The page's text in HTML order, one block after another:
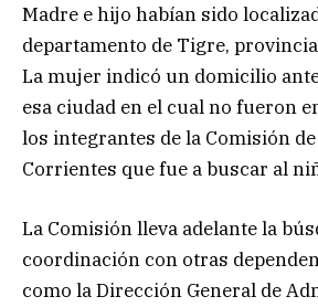
Madre e hijo habían sido
departamento de Tigre,
La mujer indicó un domicilio
esa ciudad en el cual no fueron
los integrantes de la Comisión
Corrientes que fue a buscar al
La Comisión lleva adelante la
coordinación con otras
como la Dirección General de